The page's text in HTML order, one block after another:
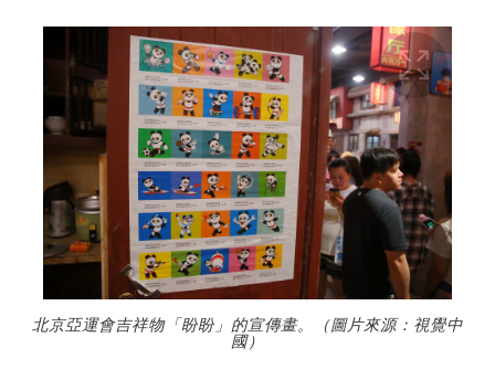
北京亞運會吉祥物「盼盼」的宣傳畫。（圖片來源：視覺中
國）